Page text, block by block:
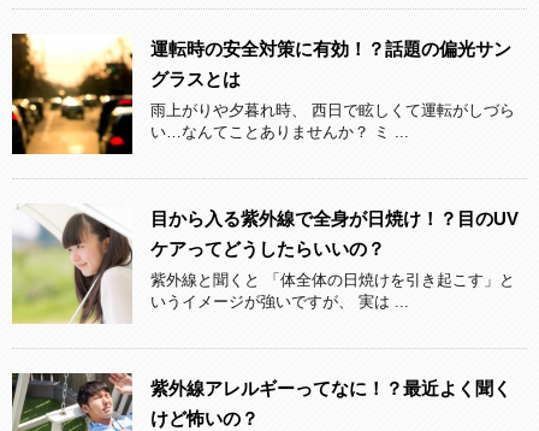
運転時の安全対策に有効！？話題の偏光サン
グラスとは
雨上がりや夕暮れ時、 西日で眩しくて運転がしづら
い…なんてことありませんか？ ミ ...
目から入る紫外線で全身が日焼け！？目のUV
ケアってどうしたらいいの？
紫外線と聞くと 「体全体の日焼けを引き起こす」と
いうイメージが強いですが、 実は ...
紫外線アレルギーってなに！？最近よく聞く
けど怖いの？